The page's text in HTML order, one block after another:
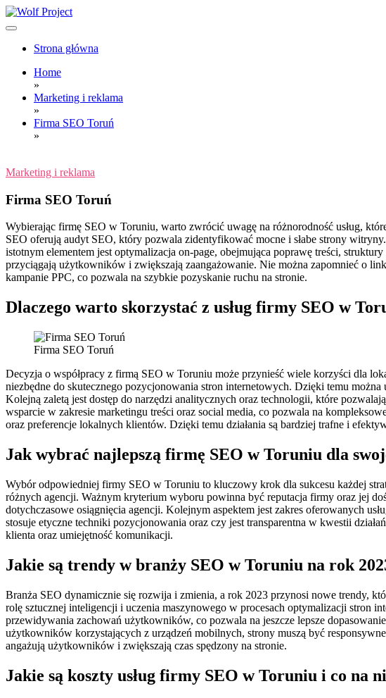
Skip
to
Wolf Project
Strona główna
Home
»
Marketing i reklama
»
Firma SEO Toruń
»
Marketing i reklama
Firma SEO Toruń
Wybierając firmę SEO w Toruniu, warto zwrócić uwagę na różnorodność usług,
SEO oferują audyt SEO, który pozwala zidentyfikować mocne i słabe strony
istotnym elementem jest optymalizacja on-page, obejmująca poprawę treści,
przyciągają użytkowników i zwiększają zaangażowanie. Nie można zapomnieć o
kampanie PPC, co pozwala na szybkie pozyskanie ruchu na stronie.
Dlaczego warto skorzystać z usług firmy SEO w
Firma SEO Toruń
Decyzja o współpracy z firmą SEO w Toruniu może przynieść wiele korzyści dla
niezbędne do skutecznego pozycjonowania stron internetowych. Dzięki temu
Kolejną zaletą jest dostęp do narzędzi analitycznych oraz technologii, które
wsparcie w zakresie marketingu treści oraz social media, co pozwala na
oraz preferencje lokalnych klientów. Dzięki temu działania są bardziej trafne i
Jak wybrać najlepszą firmę SEO w Toruniu dla
Wybór odpowiedniej firmy SEO w Toruniu to kluczowy krok dla sukcesu każdej
różnych agencji. Ważnym kryterium wyboru powinna być reputacja firmy oraz jej
dotychczasowe osiągnięcia agencji. Kolejnym aspektem jest zakres oferowanych
stosuje etyczne techniki pozycjonowania oraz czy jest transparentna w kwestii
klienta oraz umiejętność komunikacji.
Jakie są trendy w branży SEO w Toruniu na rok
Branża SEO dynamicznie się rozwija i zmienia, a rok 2023 przynosi nowe trendy,
rolę sztucznej inteligencji i uczenia maszynowego w procesach optymalizacji stron
przewidywania zachowań użytkowników, co pozwala na jeszcze lepsze
użytkowników korzystających z urządzeń mobilnych, strony muszą być
angażują użytkowników i zwiększają czas spędzony na stronie.
Jakie są koszty usług firmy SEO w Toruniu i co na